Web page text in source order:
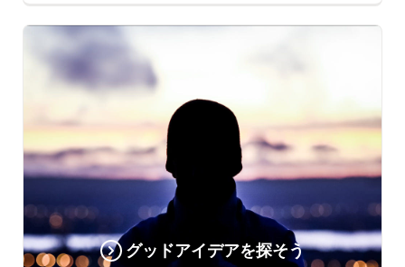
グッドアイデアを探そう